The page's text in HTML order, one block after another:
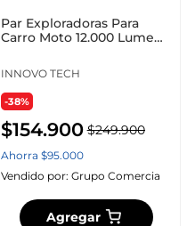
Par Exploradoras Para
Carro Moto 12.000 Lumens
INNOVO TECH
-38%
$154.900 $249.900
Ahorra $95.000
Vendido por: Grupo Comercia
Agregar